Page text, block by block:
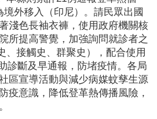
外移入（印尼）。請民眾出國
淺色長袖衣褲，使用政府機關核
所提高警覺，加強詢問就診者之
、接觸史、群聚史），配合使用
診斷及早通報，防堵疫情。各局
區宣導活動與減少病媒蚊孳生源
疫意識，降低登革熱傳播風險，